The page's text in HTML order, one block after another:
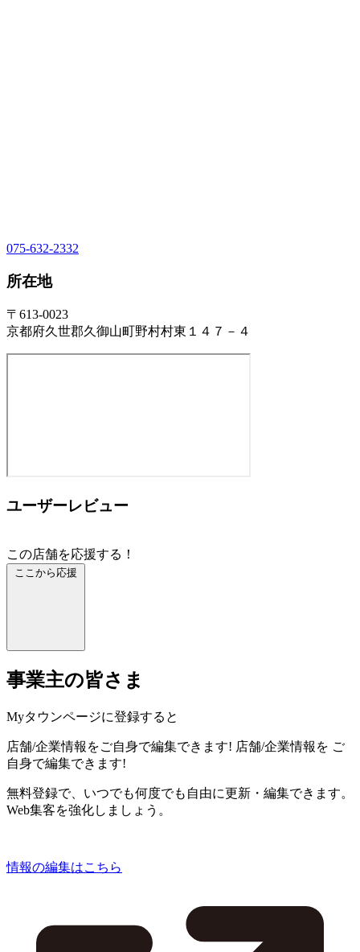
075-632-2332
所在地
〒613-0023
京都府久世郡久御山町野村村東１４７－４
ユーザーレビュー
この店舗を応援する！
ここから応援
事業主の皆さま
Myタウンページに登録すると
店舗/企業情報をご自身で編集できます! 店舗/企業情報を ご
自身で編集できます!
無料登録で、いつでも何度でも自由に更新・編集できます。
Web集客を強化しましょう。
情報の編集はこちら